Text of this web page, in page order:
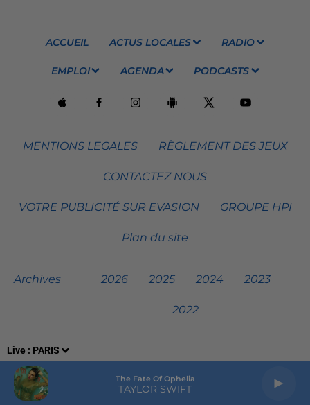
Live : PARIS
The Fate Of Ophelia
TAYLOR SWIFT
ACCUEIL ACTUS LOCALES RADIO
EMPLOI AGENDA PODCASTS
MENTIONS LEGALES RÈGLEMENT DES JEUX
CONTACTEZ NOUS
VOTRE PUBLICITÉ SUR EVASION GROUPE HPI
Plan du site
Archives 2026 2025 2024 2023
2022